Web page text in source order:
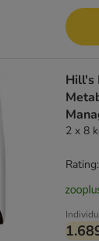
Hill's
2 x 8